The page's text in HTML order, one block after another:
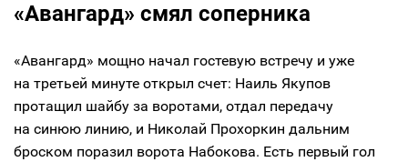
«Авангард» смял соперника
«Авангард» мощно начал гостевую встречу и уже
на третьей минуте открыл счет: Наиль Якупов
протащил шайбу за воротами, отдал передачу
на синюю линию, и Николай Прохоркин дальним
броском поразил ворота Набокова. Есть первый гол